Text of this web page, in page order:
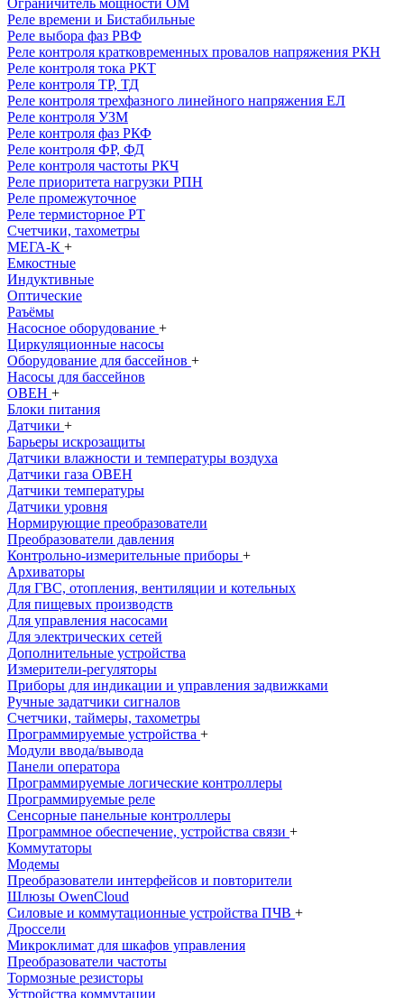
Ограничитель мощности ОМ
Реле времени и Бистабильные
Реле выбора фаз РВФ
Реле контроля кратковременных провалов напряжения РКН
Реле контроля тока РКТ
Реле контроля ТР, ТД
Реле контроля трехфазного линейного напряжения ЕЛ
Реле контроля УЗМ
Реле контроля фаз РКФ
Реле контроля ФР, ФД
Реле контроля частоты РКЧ
Реле приоритета нагрузки РПН
Реле промежуточное
Реле термисторное РТ
Счетчики, тахометры
МЕГА-К +
Емкостные
Индуктивные
Оптические
Раъёмы
Насосное оборудование +
Циркуляционные насосы
Оборудование для бассейнов +
Насосы для бассейнов
ОВЕН +
Блоки питания
Датчики +
Барьеры искрозащиты
Датчики влажности и температуры воздуха
Датчики газа ОВЕН
Датчики температуры
Датчики уровня
Нормирующие преобразователи
Преобразователи давления
Контрольно-измерительные приборы +
Архиваторы
Для ГВС, отопления, вентиляции и котельных
Для пищевых производств
Для управления насосами
Для электрических сетей
Дополнительные устройства
Измерители-регуляторы
Приборы для индикации и управления задвижками
Ручные задатчики сигналов
Счетчики, таймеры, тахометры
Программируемые устройства +
Модули ввода/вывода
Панели оператора
Программируемые логические контроллеры
Программируемые реле
Сенсорные панельные контроллеры
Программное обеспечение, устройства связи +
Коммутаторы
Модемы
Преобразователи интерфейсов и повторители
Шлюзы OwenCloud
Силовые и коммутационные устройства ПЧВ +
Дроссели
Микроклимат для шкафов управления
Преобразователи частоты
Тормозные резисторы
Устройства коммутации